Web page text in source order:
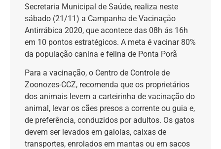
Secretaria Municipal de Saúde, realiza neste
sábado (21/11) a Campanha de Vacinação
Antirrábica 2020, que acontece das 08h ás 16h
em 10 pontos estratégicos. A meta é vacinar 80%
da população canina e felina de Ponta Porã
Para a vacinação, o Centro de Controle de
Zoonozes-CCZ, recomenda que os proprietários
dos animais levem a carteirinha de vacinação do
animal, levar os cães presos a corrente ou guia e,
de preferência, conduzidos por adultos. Os gatos
devem ser levados em gaiolas, caixas de
transportes, enrolados em mantas ou em sacos